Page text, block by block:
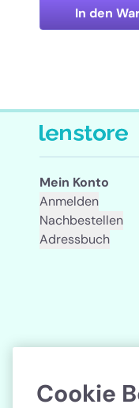
In den
Mein Konto
Anmelden
Nachbestellen
Adressbuch
Land
Cookie